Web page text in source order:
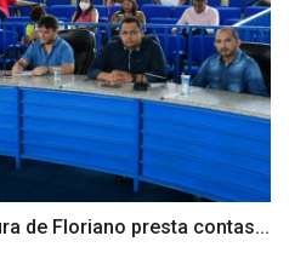
de Floriano presta contas...